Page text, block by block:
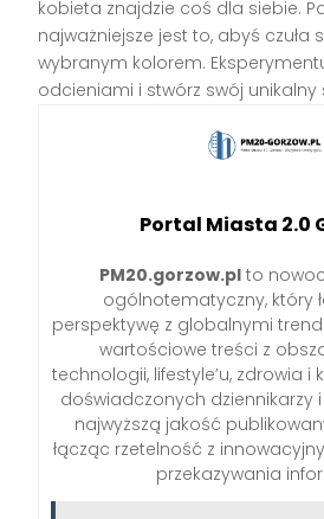
kobieta znajdzie coś dla siebie.
najważniejsze jest to, abyś czuła
wybranym kolorem.
odcieniami i stwórz swój unikalny
Portal Miasta 2.0
PM20.gorzow.pl to
ogólnotematyczny, który
perspektywę z globalnymi
wartościowe treści z
technologii, lifestyle’u, zdrowia i
doświadczonych dziennikarzy
najwyższą jakość
łącząc rzetelność z
przekazywania